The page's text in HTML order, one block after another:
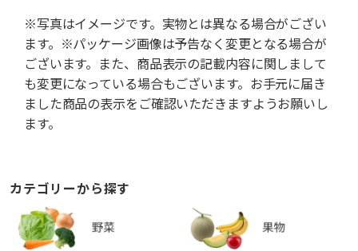
※写真はイメージです。実物とは異なる場合がござい
ます。※パッケージ画像は予告なく変更となる場合が
ございます。また、商品表示の記載内容に関しまして
も変更になっている場合もございます。お手元に届き
ました商品の表示をご確認いただきますようお願いし
ます。
カテゴリーから探す